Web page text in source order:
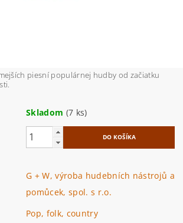
piesní populárnej hudby od začiatku
Skladom (7 ks)
G + W, výroba hudebních nástrojů a
pomůcek, spol. s r.o.
Pop, folk, country